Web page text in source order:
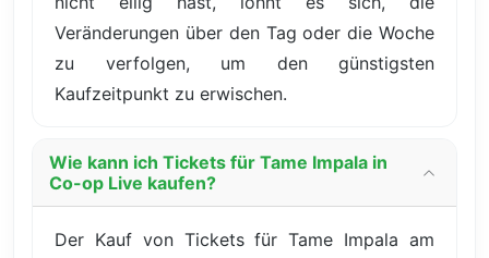
Veränderungen über den Tag oder die Woche
zu verfolgen, um den günstigsten
Kaufzeitpunkt zu erwischen.
Wie kann ich Tickets für Tame Impala in
Co-op Live kaufen?
Der Kauf von Tickets für Tame Impala am